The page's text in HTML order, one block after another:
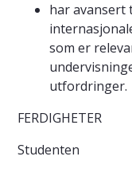
har avansert
som er
utfordringer.
FERDIGHETER
Studenten